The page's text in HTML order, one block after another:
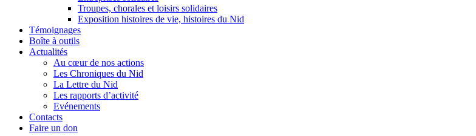
Troupes, chorales et loisirs solidaires
Exposition histoires de vie, histoires du Nid
Témoignages
Boîte à outils
Actualités
Au cœur de nos actions
Les Chroniques du Nid
La Lettre du Nid
Les rapports d’activité
Evénements
Contacts
Faire un don